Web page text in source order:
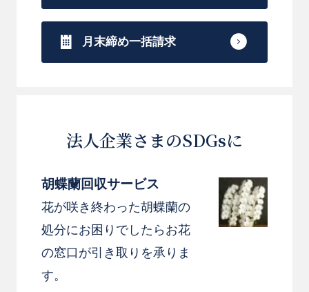
月末締め一括請求
法人企業さまのSDGsに
胡蝶蘭回収サービス
花が咲き終わった胡蝶蘭の
処分にお困りでしたらお花
の窓口が引き取りを承りま
す。